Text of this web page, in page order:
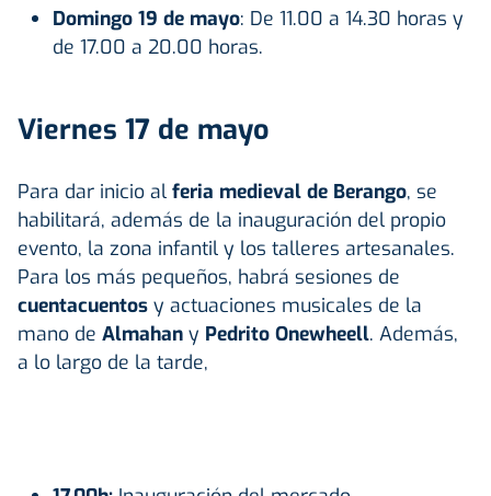
Domingo 19 de mayo: De 11.00 a 14.30 horas y
de 17.00 a 20.00 horas.
Viernes 17 de mayo
Para dar inicio al feria medieval de Berango, se
habilitará, además de la inauguración del propio
evento, la zona infantil y los talleres artesanales.
Para los más pequeños, habrá sesiones de
cuentacuentos y actuaciones musicales de la
mano de Almahan y Pedrito Onewheell. Además,
a lo largo de la tarde,